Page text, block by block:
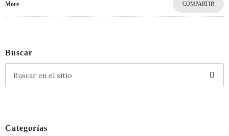
More COMPARTIR
Buscar
Categorías